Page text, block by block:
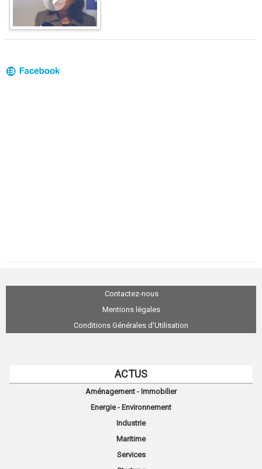
Contactez-nous
Mentions légales
Conditions Générales d'Utilisation
ACTUS
Aménagement - Immobilier
Energie - Environnement
Industrie
Maritime
Services